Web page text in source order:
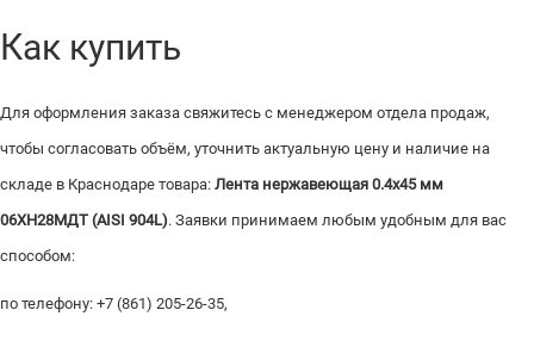
Как купить
Для оформления заказа свяжитесь с менеджером отдела продаж,
чтобы согласовать объём, уточнить актуальную цену и наличие на
складе в Краснодаре товара: Лента нержавеющая 0.4х45 мм
06ХН28МДТ (AISI 904L). Заявки принимаем любым удобным для вас
способом:
по телефону: +7 (861) 205-26-35,